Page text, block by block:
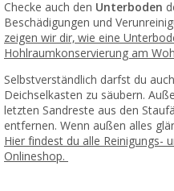
Checke auch den Unterboden
Beschädigungen und
zeigen wir dir, wie eine
Hohlraumkonservierung am
Selbstverständlich darfst du
Deichselkasten zu säubern.
letzten Sandreste aus den
entfernen. Wenn außen alles
Hier findest du alle Reinigungs-
Onlineshop.